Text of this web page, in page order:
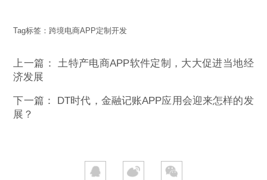
Tag标签：跨境电商APP定制开发
上一篇：土特产电商APP软件定制，大大促进当地经
济发展
下一篇： DT时代，金融记账APP应用会迎来怎样的发
展？